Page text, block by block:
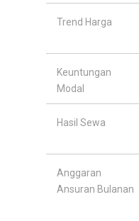
Trend Harga
Keuntungan
Modal
Hasil Sewa
Anggaran
Ansuran Bulanan